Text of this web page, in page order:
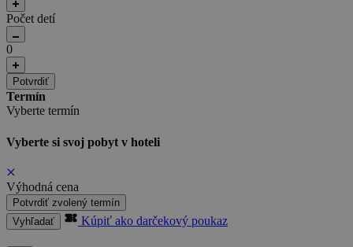
Počet detí
0
Potvrdiť
Termín
Vyberte termín
Vyberte si svoj pobyt v hoteli
Výhodná cena
Potvrdiť zvolený termín
Vyhľadať
Kúpiť ako darčekový poukaz